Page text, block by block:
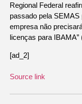
Regional Federal
passado pela
empresa não
licenças para IBAMA”
[ad_2]
Source link